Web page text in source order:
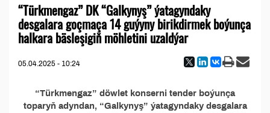
“Türkmengaz” DK “Galkynyş” ýatagyndaky
desgalara goçmaça 14 guýyny birikdirmek boýunça
halkara bäsleşigiň möhletini uzaldýar
05.04.2025 - 10:24
“Türkmengaz” döwlet konserni tender boýunça
toparyň adyndan, “Galkynyş” ýatagyndaky desgalara